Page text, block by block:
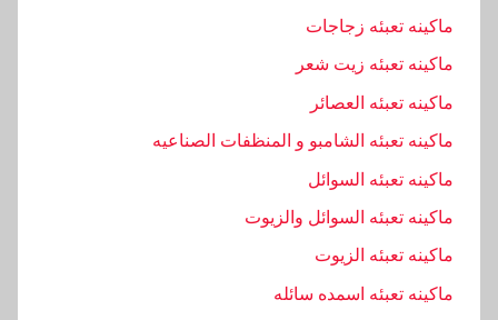
ماكينه تعبئه زجاجات
ماكينه تعبئه زيت شعر
ماكينه تعبئه العصائر
ماكينه تعبئه الشامبو و المنظفات الصناعيه
ماكينه تعبئه السوائل
ماكينه تعبئه السوائل والزيوت
ماكينه تعبئه الزيوت
ماكينه تعبئه اسمده سائله